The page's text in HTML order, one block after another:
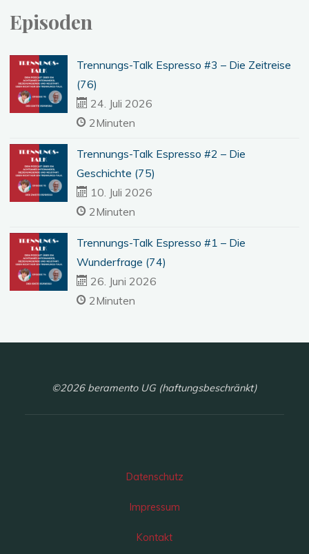
Episoden
Trennungs-Talk Espresso #3 – Die Zeitreise
(76)
24. Juli 2026
2Minuten
Trennungs-Talk Espresso #2 – Die
Geschichte (75)
10. Juli 2026
2Minuten
Trennungs-Talk Espresso #1 – Die
Wunderfrage (74)
26. Juni 2026
2Minuten
©2026 beramento UG (haftungsbeschränkt)
Datenschutz
Impressum
Kontakt